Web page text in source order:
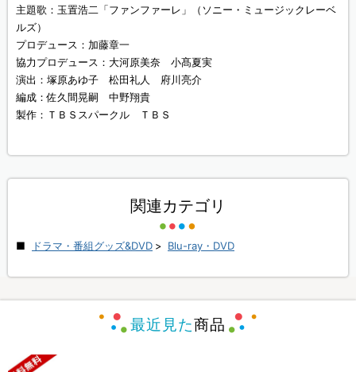
主題歌：玉置浩二「ファンファーレ」（ソニー・ミュージックレーベ
ルズ）
プロデュース：加藤章一
協力プロデュース：大河原美奈 小髙夏実
演出：塚原あゆ子 松田礼人 府川亮介
編成：佐久間晃嗣 中野翔貴
製作：ＴＢＳスパークル ＴＢＳ
関連カテゴリ
ドラマ・番組グッズ&DVD > Blu-ray・DVD
最近見た商品